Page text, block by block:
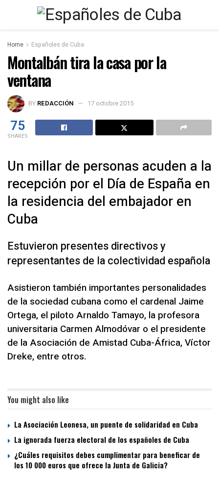
Home Españoles de Cuba
Montalbán tira la casa por la
ventana
BY REDACCIÓN 17 octobre 2015
75
SHARES
Un millar de personas acuden a la
recepción por el Día de España en
la residencia del embajador en
Cuba
Estuvieron presentes directivos y
representantes de la colectividad española
Asistieron también importantes personalidades
de la sociedad cubana como el cardenal Jaime
Ortega, el piloto Arnaldo Tamayo, la profesora
universitaria Carmen Almodóvar o el presidente
de la Asociación de Amistad Cuba-África, Víctor
Dreke, entre otros.
You might also like
La Asociación Leonesa, un puente de solidaridad en Cuba
La ignorada fuerza electoral de los españoles de Cuba
¿Cuáles requisitos debes cumplimentar para beneficar de
los 10 000 euros que ofrece la Junta de Galicia?